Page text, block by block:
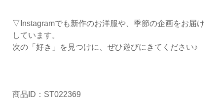
▽Instagramでも新作のお洋服や、季節の企画をお届け
しています。
次の「好き」を見つけに、ぜひ遊びにきてください♪
商品ID：ST022369